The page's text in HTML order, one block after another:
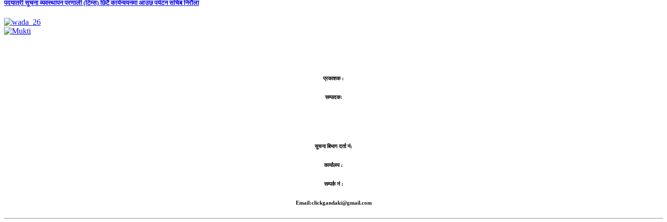
पदयात्री सूचना व्यवस्थापन प्रणाली (टिम्स) छिटै कार्यन्वयनमा आउछ पर्यटन सचिब निरौला
प्रकाशक :
सम्पादकः
सूचना बिभाग दर्ता नं:
कार्यालय :
सम्पर्क नं :
Email:clickgandaki@gmail.com